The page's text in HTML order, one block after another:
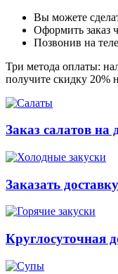
Вы можете
Оформить заказ
Позвонив на
Три метода оплаты:
получите скидку 20%
Заказ салатов на
Заказать
Круглосуточная